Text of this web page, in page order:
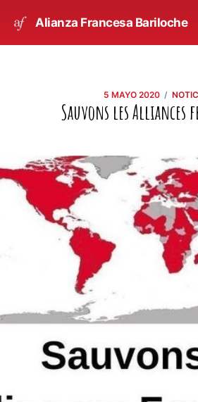
Alianza Francesa Bariloche
5 MAYO 2020 /
Sauvons les Alliances